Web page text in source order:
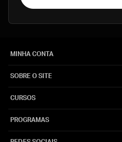
MINHA CONTA
SOBRE O SITE
CURSOS
PROGRAMAS